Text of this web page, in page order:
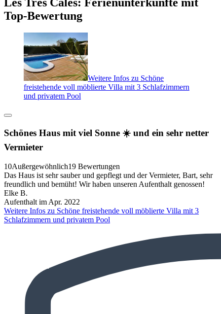
Top-Bewertung
Weitere Infos zu Schöne
freistehende voll möblierte Villa mit 3 Schlafzimmern
und privatem Pool
Schönes Haus mit viel Sonne ☀️ und ein sehr netter
Vermieter
10Außergewöhnlich19 Bewertungen
Das Haus ist sehr sauber und gepflegt und der Vermieter, Bart, sehr
freundlich und bemüht! Wir haben unseren Aufenthalt genossen!
Elke B.
Aufenthalt im Apr. 2022
Weitere Infos zu Schöne freistehende voll möblierte Villa mit 3
Schlafzimmern und privatem Pool